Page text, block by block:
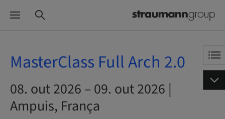
MasterClass Full Arch 2.0
08. out 2026 – 09. out 2026 |
Ampuis, França